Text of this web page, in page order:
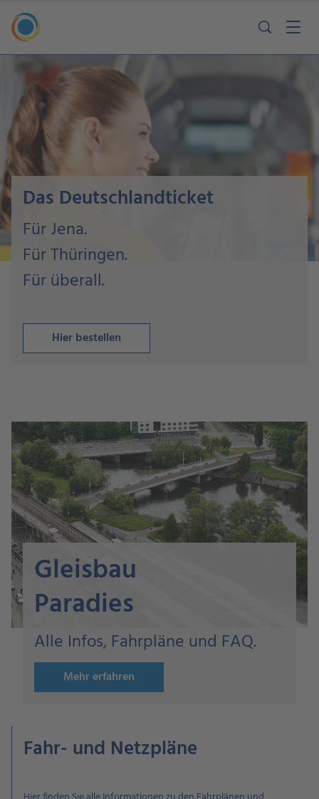
Das Deutschlandticket
Für Jena.
Für Thüringen.
Für überall.
Hier bestellen
Gleisbau
Paradies
Alle Infos, Fahrpläne und FAQ.
Mehr erfahren
Fahr- und Netzpläne